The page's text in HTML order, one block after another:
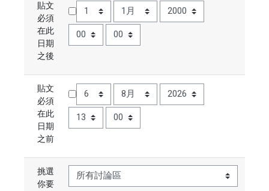
貼文
必須
在此
日期
之後
日
貼文
必須
在此
日期
之前
日
挑選
你要